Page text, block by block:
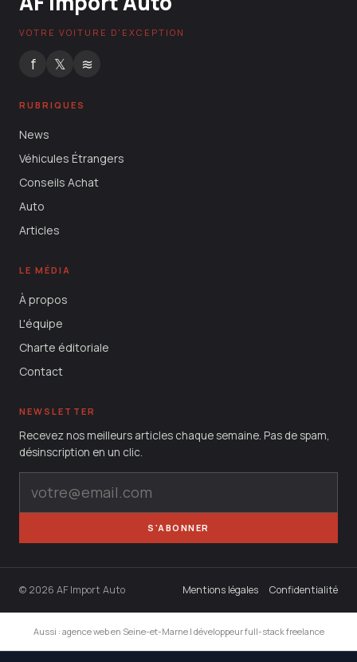
VOTRE VOITURE D'EXCEPTION
f 𝕏 ≋
RUBRIQUES
News
Véhicules Étrangers
Conseils Achat
Auto
Articles
LE MÉDIA
À propos
L'équipe
Charte éditoriale
Contact
NEWSLETTER
Recevez nos meilleurs articles chaque semaine. Pas de spam,
désinscription en un clic.
S'ABONNER
© 2026 AF Import Auto Mentions légales Confidentialité
Aussi : agence web en Seine-et-Marne| développeur full-stack freelance